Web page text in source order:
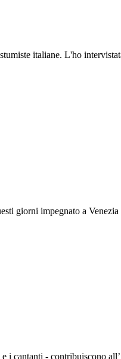
italiane. L'ho
giorni impegnato a
cantanti - contribuiscono